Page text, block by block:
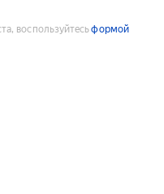
воспользуйтесьформой